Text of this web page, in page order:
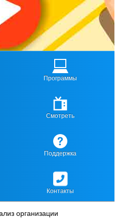
Программы
Смотреть
Поддержка
Контакты
организации